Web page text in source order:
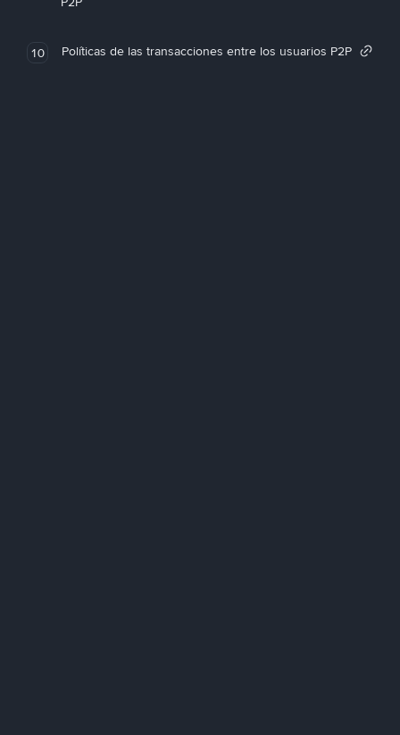
10 Políticas de las transacciones entre los usuarios P2P